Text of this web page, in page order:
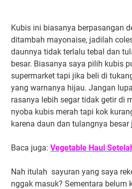
Kubis ini biasanya berpasangan
ditambah mayonaise, jadilah
daunnya tidak terlalu tebal dan
besar. Biasanya saya pilih kubis
supermarket tapi jika beli di
yang warnanya hijau. Jangan
rasanya lebih segar tidak getir di
nyoba kubis merah tapi kok
karena daun dan tulangnya besar
Baca juga: Vegetable Haul
Nah itulah sayuran yang saya
nggak masuk? Sementara belum